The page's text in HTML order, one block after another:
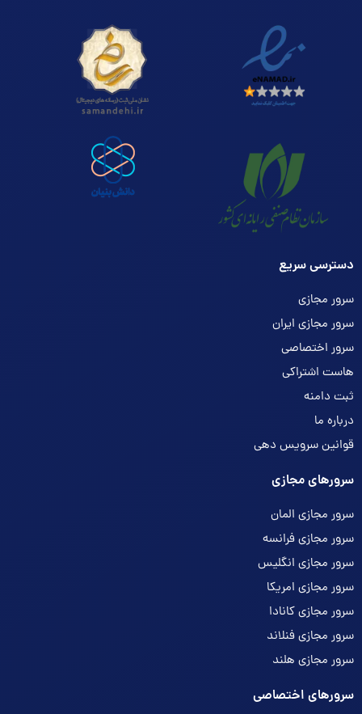
دسترسی سریع
سرور مجازی
سرور مجازی ایران
سرور اختصاصی
هاست اشتراکی
ثبت دامنه
درباره ما
قوانین سرویس دهی
سرورهای مجازی
سرور مجازی المان
سرور مجازی فرانسه
سرور مجازی انگلیس
سرور مجازی امریکا
سرور مجازی کانادا
سرور مجازی فنلاند
سرور مجازی هلند
سرورهای اختصاصی